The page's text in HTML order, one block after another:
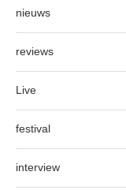
nieuws
reviews
Live
festival
interview